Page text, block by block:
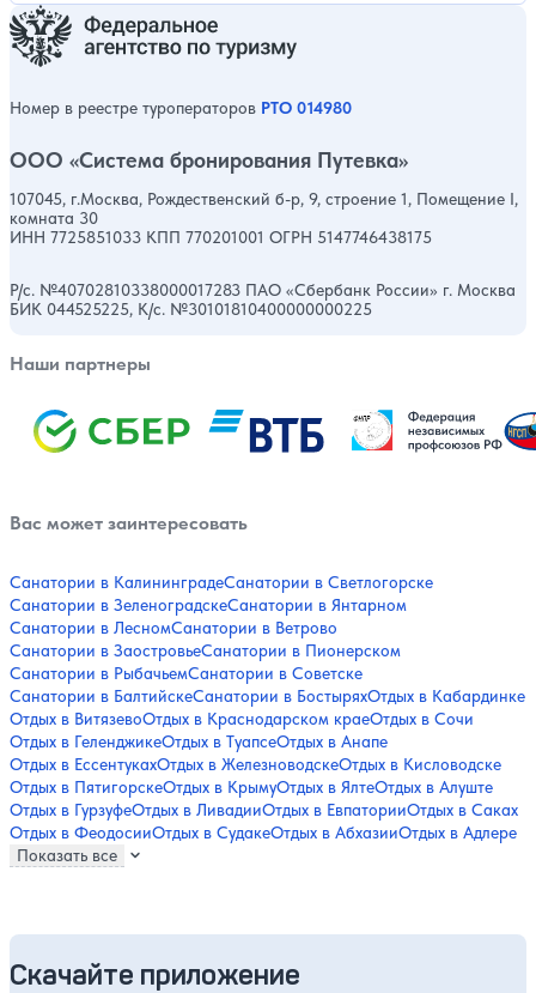
Номер в реестре туроператоров РТО 014980
ООО «Система бронирования Путевка»
107045, г.Москва, Рождественский б-р, 9, строение 1, Помещение I,
комната 30
ИНН 7725851033 КПП 770201001 ОГРН 5147746438175
Р/с. №40702810338000017283 ПАО «Сбербанк России» г. Москва
БИК 044525225, К/с. №30101810400000000225
Наши партнеры
Вас может заинтересовать
Санатории в КалининградеСанатории в Светлогорске
Санатории в ЗеленоградскеСанатории в Янтарном
Санатории в ЛесномСанатории в Ветрово
Санатории в ЗаостровьеСанатории в Пионерском
Санатории в РыбачьемСанатории в Советске
Санатории в БалтийскеСанатории в БостыряхОтдых в Кабардинке
Отдых в ВитязевоОтдых в Краснодарском краеОтдых в Сочи
Отдых в ГеленджикеОтдых в ТуапсеОтдых в Анапе
Отдых в ЕссентукахОтдых в ЖелезноводскеОтдых в Кисловодске
Отдых в ПятигорскеОтдых в КрымуОтдых в ЯлтеОтдых в Алуште
Отдых в ГурзуфеОтдых в ЛивадииОтдых в ЕвпаторииОтдых в Саках
Отдых в ФеодосииОтдых в СудакеОтдых в АбхазииОтдых в Адлере
Показать все
Скачайте приложение